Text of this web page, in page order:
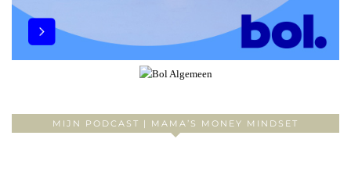
MIJN PODCAST | MAMA’S MONEY MINDSET